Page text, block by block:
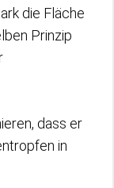
die Fläche
Prinzip
dass er
in